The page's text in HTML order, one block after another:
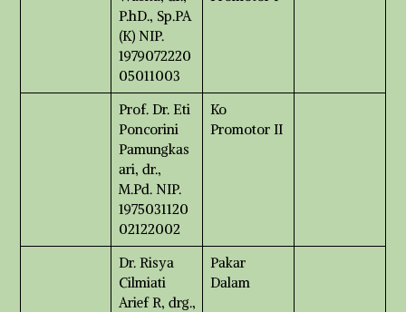
P.hD., Sp.PA
(K) NIP.
1979072220
05011003
Prof. Dr. Eti
Poncorini
Pamungkas
ari, dr.,
M.Pd. NIP.
1975031120
02122002
Ko
Promotor II
Dr. Risya
Cilmiati
Arief R, drg.,
Pakar
Dalam